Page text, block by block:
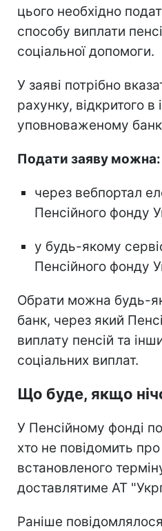
цього необхідно
способу виплати
соціальної допомоги.
У заяві потрібно
рахунку, відкритого в
уповноваженому
Подати заяву можна:
через вебпортал
Пенсійного фонду
у будь-якому
Пенсійного фонду
Обрати можна будь-
банк, через який
виплату пенсій та
соціальних виплат.
Що буде, якщо
У Пенсійному фонді
хто не повідомить
встановленого
доставлятиме АТ
Раніше